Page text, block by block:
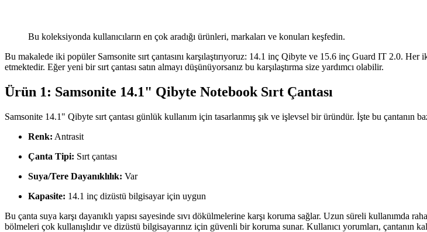
Bu koleksiyonda kullanıcıların en çok aradığı ürünleri, markaları ve konuları keşfedin.
Bu makalede iki popüler Samsonite sırt çantasını karşılaştırıyoruz: 14.1 inç Qibyte ve 15.6 inç Guard IT 2.0.
etmektedir. Eğer yeni bir sırt çantası satın almayı düşünüyorsanız bu karşılaştırma size yardımcı olabilir.
Ürün 1: Samsonite 14.1" Qibyte Notebook Sırt Çantası
Samsonite 14.1" Qibyte sırt çantası günlük kullanım için tasarlanmış şık ve işlevsel bir üründür. İşte bu çantanın
Renk: Antrasit
Çanta Tipi: Sırt çantası
Suya/Tere Dayanıklılık: Var
Kapasite: 14.1 inç dizüstü bilgisayar için uygun
Bu çanta suya karşı dayanıklı yapısı sayesinde sıvı dökülmelerine karşı koruma sağlar. Uzun süreli kullanımda
bölmeleri çok kullanışlıdır ve dizüstü bilgisayarınız için güvenli bir koruma sunar. Kullanıcı yorumları,